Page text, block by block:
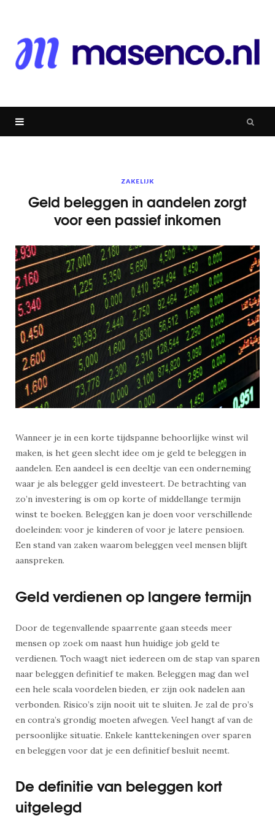
ZAKELIJK
Geld beleggen in aandelen zorgt
voor een passief inkomen
Wanneer je in een korte tijdspanne behoorlijke winst wil
maken, is het geen slecht idee om je geld te beleggen in
aandelen. Een aandeel is een deeltje van een onderneming
waar je als belegger geld investeert. De betrachting van
zo’n investering is om op korte of middellange termijn
winst te boeken. Beleggen kan je doen voor verschillende
doeleinden: voor je kinderen of voor je latere pensioen.
Een stand van zaken waarom beleggen veel mensen blijft
aanspreken.
Geld verdienen op langere termijn
Door de tegenvallende spaarrente gaan steeds meer
mensen op zoek om naast hun huidige job geld te
verdienen. Toch waagt niet iedereen om de stap van sparen
naar beleggen definitief te maken. Beleggen mag dan wel
een hele scala voordelen bieden, er zijn ook nadelen aan
verbonden. Risico’s zijn nooit uit te sluiten. Je zal de pro’s
en contra’s grondig moeten afwegen. Veel hangt af van de
persoonlijke situatie. Enkele kanttekeningen over sparen
en beleggen voor dat je een definitief besluit neemt.
De definitie van beleggen kort
uitgelegd